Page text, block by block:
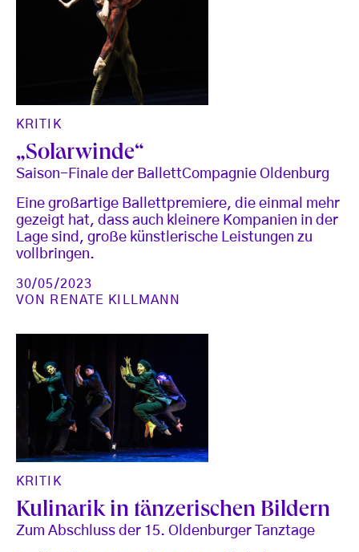
KRITIK
„Solarwinde“
Saison-Finale der BallettCompagnie Oldenburg
Eine großartige Ballettpremiere, die einmal mehr
gezeigt hat, dass auch kleinere Kompanien in der
Lage sind, große künstlerische Leistungen zu
vollbringen.
30/05/2023
VON
RENATE KILLMANN
KRITIK
Kulinarik in tänzerischen Bildern
Zum Abschluss der 15. Oldenburger Tanztage